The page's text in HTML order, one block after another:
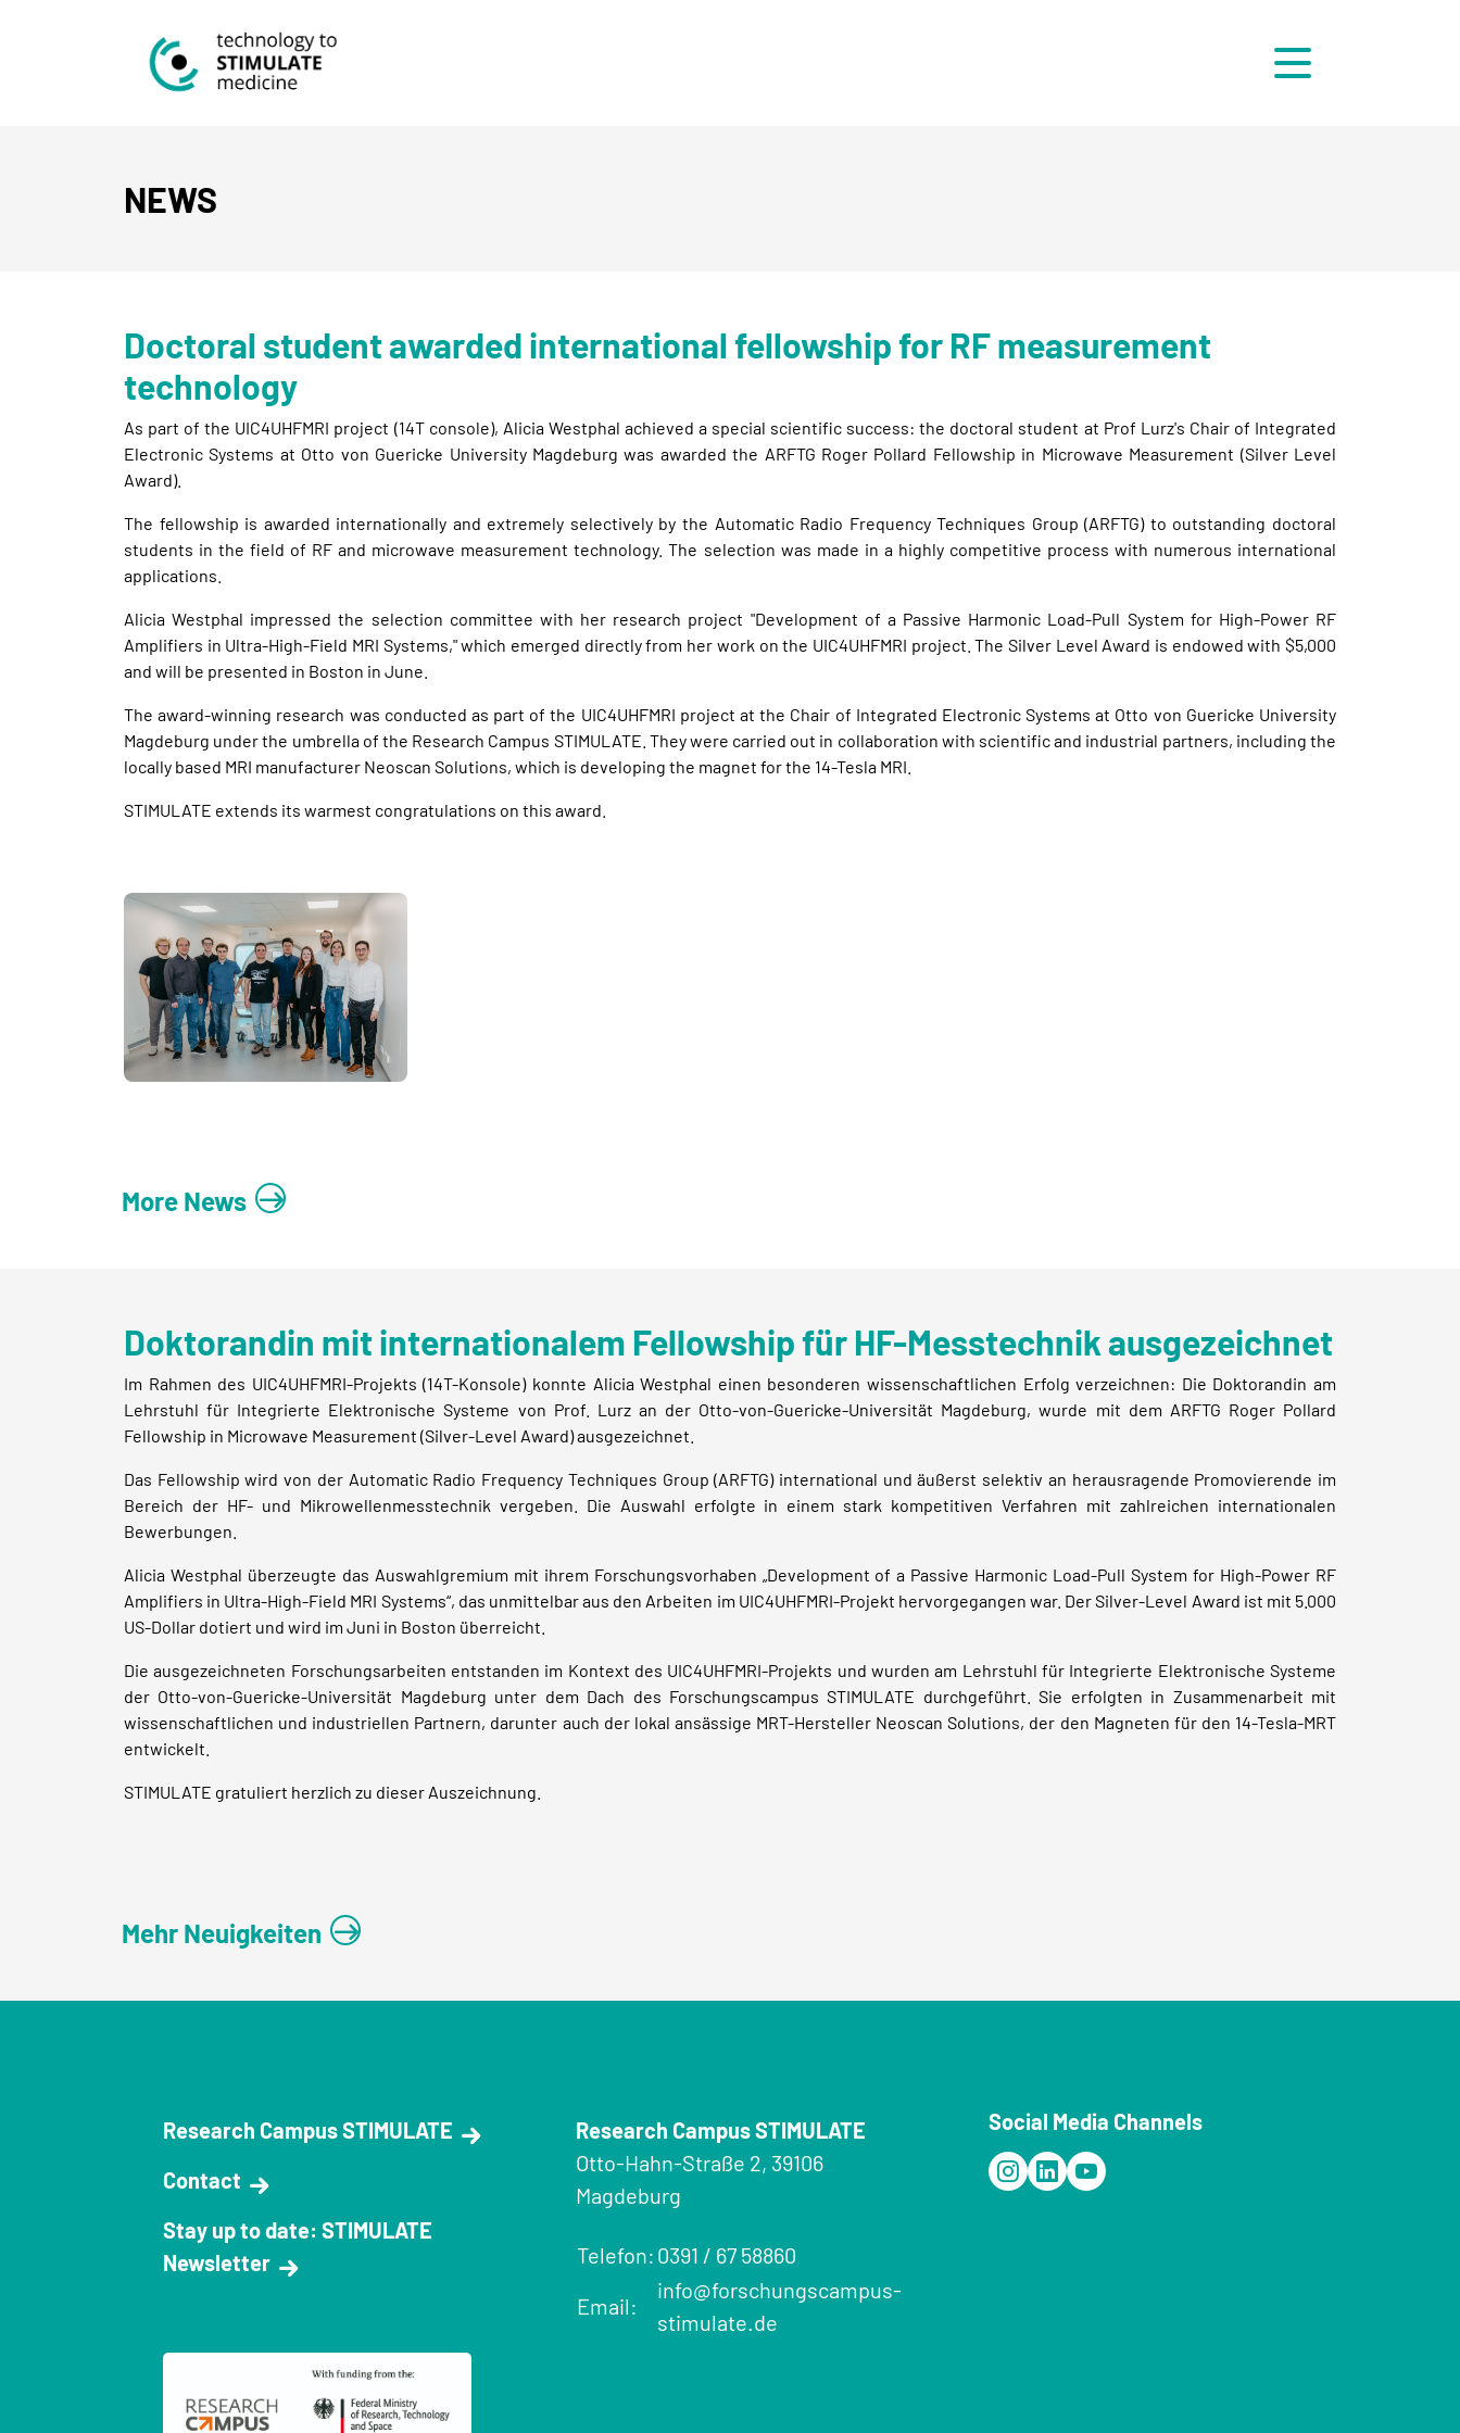
Menü
NEWS
Doctoral student awarded international fellowship for RF measurement
technology
As part of the UIC4UHFMRI project (14T console), Alicia Westphal achieved a special scientific success: the doctoral student at Prof Lurz's Chair of Integrated
Electronic Systems at Otto von Guericke University Magdeburg was awarded the ARFTG Roger Pollard Fellowship in Microwave Measurement (Silver Level
Award).
The fellowship is awarded internationally and extremely selectively by the Automatic Radio Frequency Techniques Group (ARFTG) to outstanding doctoral
students in the field of RF and microwave measurement technology. The selection was made in a highly competitive process with numerous international
applications.
Alicia Westphal impressed the selection committee with her research project "Development of a Passive Harmonic Load-Pull System for High-Power RF
Amplifiers in Ultra-High-Field MRI Systems," which emerged directly from her work on the UIC4UHFMRI project. The Silver Level Award is endowed with $5,000
and will be presented in Boston in June.
The award-winning research was conducted as part of the UIC4UHFMRI project at the Chair of Integrated Electronic Systems at Otto von Guericke University
Magdeburg under the umbrella of the Research Campus STIMULATE. They were carried out in collaboration with scientific and industrial partners, including the
locally based MRI manufacturer Neoscan Solutions, which is developing the magnet for the 14-Tesla MRI.
STIMULATE extends its warmest congratulations on this award.
More News
Doktorandin mit internationalem Fellowship für HF-Messtechnik ausgezeichnet
Im Rahmen des UIC4UHFMRI-Projekts (14T-Konsole) konnte Alicia Westphal einen besonderen wissenschaftlichen Erfolg verzeichnen: Die Doktorandin am
Lehrstuhl für Integrierte Elektronische Systeme von Prof. Lurz an der Otto-von-Guericke-Universität Magdeburg, wurde mit dem ARFTG Roger Pollard
Fellowship in Microwave Measurement (Silver-Level Award) ausgezeichnet.
Das Fellowship wird von der Automatic Radio Frequency Techniques Group (ARFTG) international und äußerst selektiv an herausragende Promovierende im
Bereich der HF- und Mikrowellenmesstechnik vergeben. Die Auswahl erfolgte in einem stark kompetitiven Verfahren mit zahlreichen internationalen
Bewerbungen.
Alicia Westphal überzeugte das Auswahlgremium mit ihrem Forschungsvorhaben „Development of a Passive Harmonic Load-Pull System for High-Power RF
Amplifiers in Ultra-High-Field MRI Systems“, das unmittelbar aus den Arbeiten im UIC4UHFMRI-Projekt hervorgegangen war. Der Silver-Level Award ist mit 5.000
US-Dollar dotiert und wird im Juni in Boston überreicht.
Die ausgezeichneten Forschungsarbeiten entstanden im Kontext des UIC4UHFMRI-Projekts und wurden am Lehrstuhl für Integrierte Elektronische Systeme
der Otto-von-Guericke-Universität Magdeburg unter dem Dach des Forschungscampus STIMULATE durchgeführt. Sie erfolgten in Zusammenarbeit mit
wissenschaftlichen und industriellen Partnern, darunter auch der lokal ansässige MRT-Hersteller Neoscan Solutions, der den Magneten für den 14-Tesla-MRT
entwickelt.
STIMULATE gratuliert herzlich zu dieser Auszeichnung.
Mehr Neuigkeiten
Research Campus STIMULATE
Contact
Stay up to date: STIMULATE
Newsletter
Social Media Channels
Research Campus STIMULATE
Otto-Hahn-Straße 2, 39106
Magdeburg
Telefon: 0391 / 67 58860
Email:
info@forschungscampus-
stimulate.de